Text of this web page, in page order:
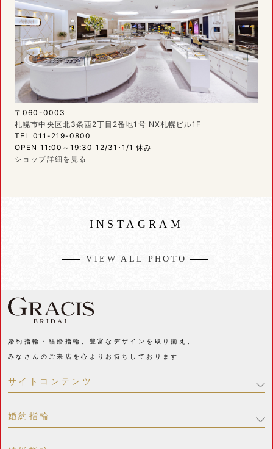
〒060-0003
札幌市中央区北3条西2丁目2番地1号 NX札幌ビル1F
TEL 011-219-0800
OPEN 11:00～19:30 12/31･1/1 休み
ショップ詳細を見る
INSTAGRAM
VIEW ALL PHOTO
婚約指輪・結婚指輪、豊富なデザインを取り揃え、
みなさんのご来店を心よりお待ちしております
サイトコンテンツ
婚約指輪